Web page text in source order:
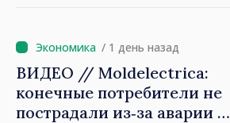
диаспора может сыграть
важную роль в
продвижении и поддержке
этого пути»
/ 1 день назад
ВИДЕО // Moldelectrica:
конечные потребители не
пострадали из‑за аварии на